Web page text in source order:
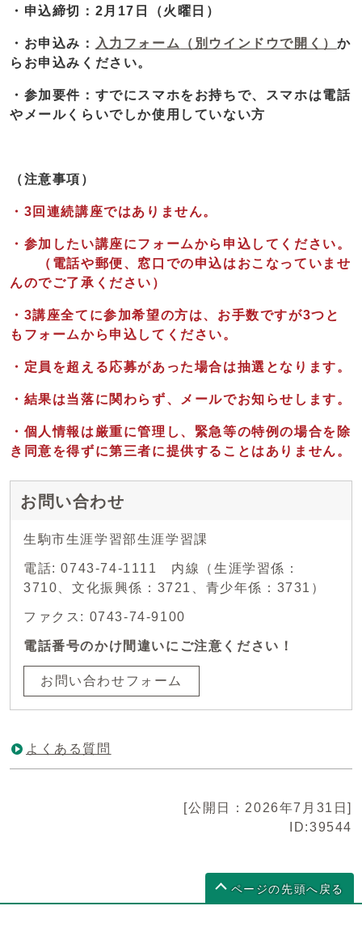
・申込締切：2月17日（火曜日）
・お申込み： 入力フォーム （別ウインドウで開く） か
らお申込みください。
・参加要件：すでにスマホをお持ちで、スマホは電話
やメールくらいでしか使用していない方
（注意事項）
・3回連続講座ではありません。
・参加したい講座にフォームから申込してください。
（電話や郵便、窓口での申込はおこなっていませ
んのでご了承ください）
・3講座全てに参加希望の方は、お手数ですが3つと
もフォームから申込してください。
・定員を超える応募があった場合は抽選となります。
・結果は当落に関わらず、メールでお知らせします。
・個人情報は厳重に管理し、緊急等の特例の場合を除
き同意を得ずに第三者に提供することはありません。
お問い合わせ
生駒市生涯学習部生涯学習課
電話: 0743-74-1111 内線（生涯学習係：
3710、文化振興係：3721、青少年係：3731）
ファクス: 0743-74-9100
電話番号のかけ間違いにご注意ください！
お問い合わせフォーム
よくある質問
[公開日：2026年7月31日]
ID:39544
ページの先頭へ戻る